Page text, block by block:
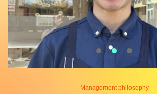
Management philosophy